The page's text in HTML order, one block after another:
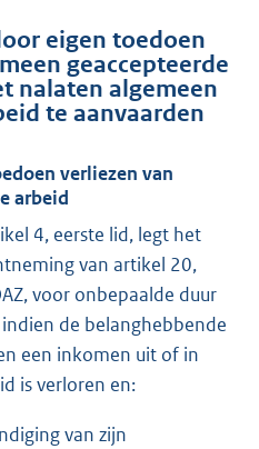
eigen toedoen
geaccepteerde
nalaten algemeen
te aanvaarden
verliezen van
arbeid
4, eerste lid, legt het
van artikel 20,
voor onbepaalde duur
de belanghebbende
een inkomen uit of in
is verloren en:
van zijn